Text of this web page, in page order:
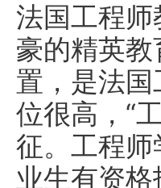
法国工程
豪的精英
置，是法
位很高，“
征。工程
业生有资